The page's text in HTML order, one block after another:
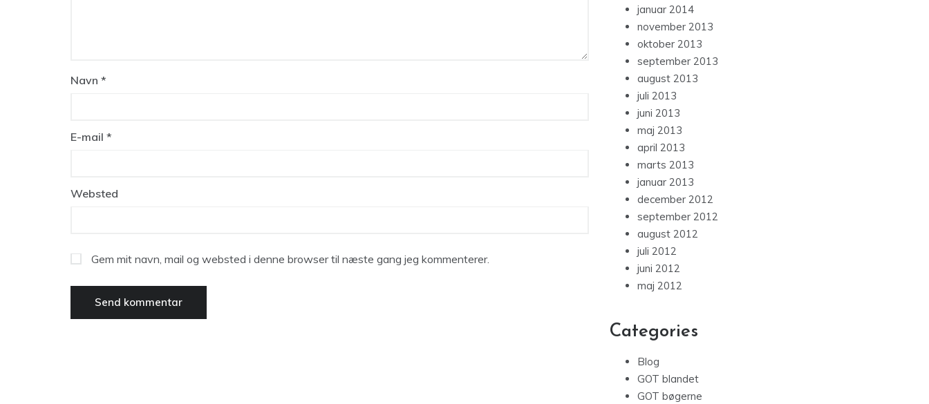
Navn *
E-mail *
Websted
Gem mit navn, mail og websted i denne browser til næste gang jeg kommenterer.
januar 2014
november 2013
oktober 2013
september 2013
august 2013
juli 2013
juni 2013
maj 2013
april 2013
marts 2013
januar 2013
december 2012
september 2012
august 2012
juli 2012
juni 2012
maj 2012
Categories
Blog
GOT blandet
GOT bøgerne